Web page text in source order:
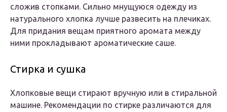
сложив стопками. Сильно мнущуюся одежду из
натурального хлопка лучше развесить на плечиках.
Для придания вещам приятного аромата между
ними прокладывают ароматические саше.
Стирка и сушка
Хлопковые вещи стирают вручную или в стиральной
машине. Рекомендации по стирке различаются для